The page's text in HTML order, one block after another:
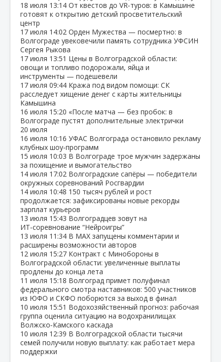
18 июля 13:14 От квестов до VR‑туров: в Камышине
готовят к открытию детский просветительский
центр
17 июля 14:02 Орден Мужества — посмертно: в
Волгограде увековечили память сотрудника УФСИН
Сергея Рыкова
17 июля 13:51 Цены в Волгоградской области:
овощи и топливо подорожали, яйца и
инструменты — подешевели
17 июля 09:44 Кража под видом помощи: СК
расследует хищение денег с карты жительницы
Камышина
16 июля 15:20 «После матча — без пробок: в
Волгограде пустят дополнительные электрички
20 июля
16 июля 10:16 УФАС Волгограда остановило рекламу
клубных шоу‑программ
15 июля 10:03 В Волгограде трое мужчин задержаны
за похищение и вымогательство
14 июля 17:02 Волгоградские сапёры — победители
окружных соревнований Росгвардии
14 июля 10:48 150 тысяч рублей и рост
продолжается: зафиксированы новые рекорды
зарплат курьеров
13 июля 15:43 Волгоградцев зовут на
ИТ‑соревнование “Нейроигры”
13 июля 11:34 В МАХ запущены комментарии и
расширены возможности авторов
12 июля 15:27 Контракт с Минобороны в
Волгоградской области: увеличенные выплаты
продлены до конца лета
11 июля 15:18 Волгоград примет полуфинал
федерального смотра наставников: 500 участников
из ЮФО и СКФО поборются за выход в финал
10 июля 15:51 Водохозяйственный прогноз: рабочая
группа оценила ситуацию на водохранилищах
Волжско‑Камского каскада
10 июля 12:39 В Волгоградской области тысячи
семей получили новую выплату: как работает мера
поддержки